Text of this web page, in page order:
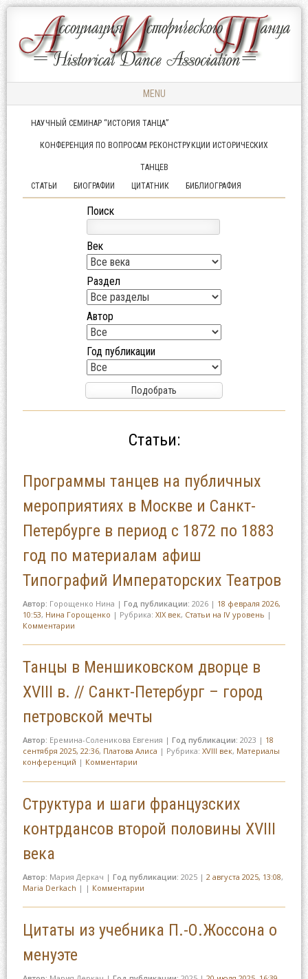
АССОЦИАЦИЯ
ИСТОРИЧЕСКОГО
Ассоциация
Исторического
Танца
MENU
НАУЧНЫЙ СЕМИНАР “ИСТОРИЯ ТАНЦА”
КОНФЕРЕНЦИЯ ПО ВОПРОСАМ РЕКОНСТРУКЦИИ ИСТОРИЧЕСКИХ
ТАНЦЕВ
СТАТЬИ
БИОГРАФИИ ЦИТАТНИК БИБЛИОГРАФИЯ
Поиск
Век
Раздел
Автор
Год публикации
Статьи:
Программы танцев на публичных
мероприятиях в Москве и Санкт-
Петербурге в период с 1872 по 1883
год по материалам афиш
Типографий Императорских Театров
Автор: Горощенко Нина | Год публикации: 2026| 18 февраля 2026,
10:53, Нина Горощенко | Рубрика: XIX век, Статьи на IV уровень |
Комментарии
Танцы в Меншиковском дворце в
XVIII в. // Санкт-Петербург – город
петровской мечты
Автор: Еремина-Соленикова Евгения | Год публикации: 2023 | 18
сентября 2025, 22:36, Платова Алиса | Рубрика: XVIII век, Материалы
конференций | Комментарии
Структура и шаги французских
контрдансов второй половины XVIII
века
Автор: Мария Деркач | Год публикации: 2025| 2 августа 2025, 13:08,
Maria Derkach | | Комментарии
Цитаты из учебника П.-О.Жоссона о
менуэте